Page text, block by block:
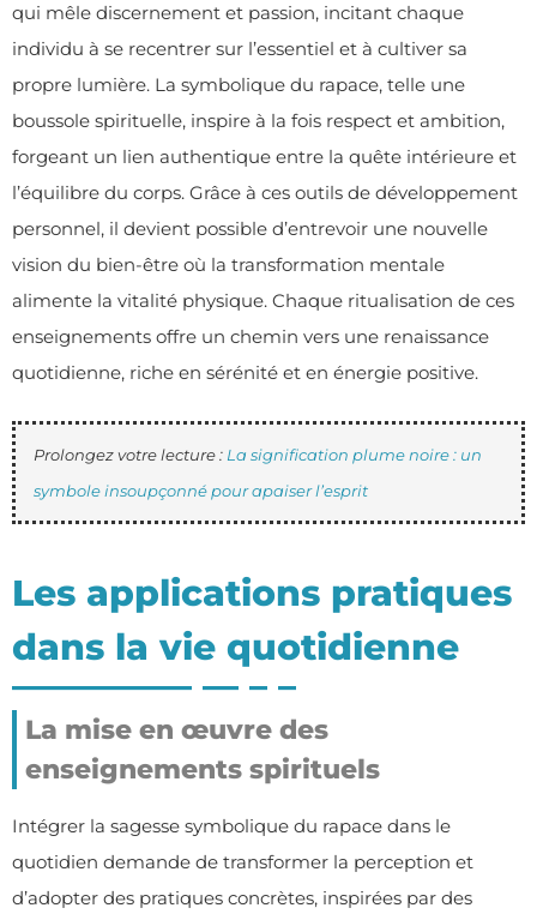
qui mêle discernement et passion, incitant chaque
individu à se recentrer sur l’essentiel et à cultiver sa
propre lumière. La symbolique du rapace, telle une
boussole spirituelle, inspire à la fois respect et ambition,
forgeant un lien authentique entre la quête intérieure et
l’équilibre du corps. Grâce à ces outils de développement
personnel, il devient possible d’entrevoir une nouvelle
vision du bien-être où la transformation mentale
alimente la vitalité physique. Chaque ritualisation de ces
enseignements offre un chemin vers une renaissance
quotidienne, riche en sérénité et en énergie positive.
Prolongez votre lecture : La signification plume noire : un
symbole insoupçonné pour apaiser l’esprit
Les applications pratiques
dans la vie quotidienne
La mise en œuvre des
enseignements spirituels
Intégrer la sagesse symbolique du rapace dans le
quotidien demande de transformer la perception et
d’adopter des pratiques concrètes, inspirées par des